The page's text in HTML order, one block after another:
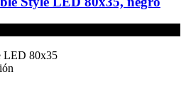
LED 80x35